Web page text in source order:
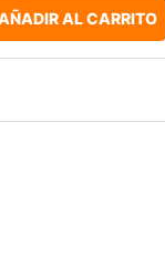
AL CARRITO